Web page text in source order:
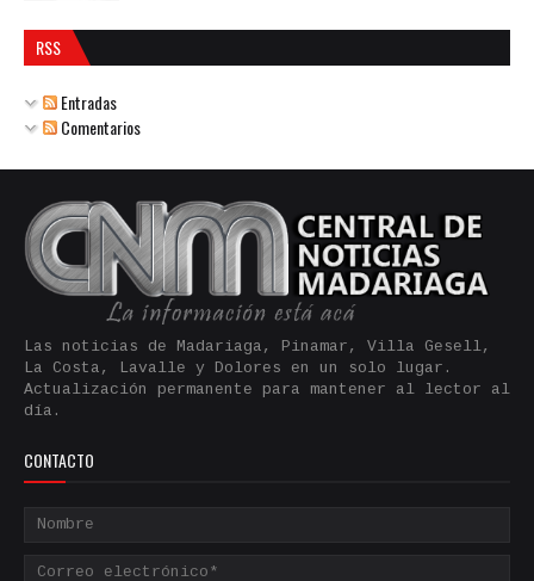
RSS
Entradas
Comentarios
Las noticias de Madariaga, Pinamar, Villa Gesell,
La Costa, Lavalle y Dolores en un solo lugar.
Actualización permanente para mantener al lector al
día.
CONTACTO